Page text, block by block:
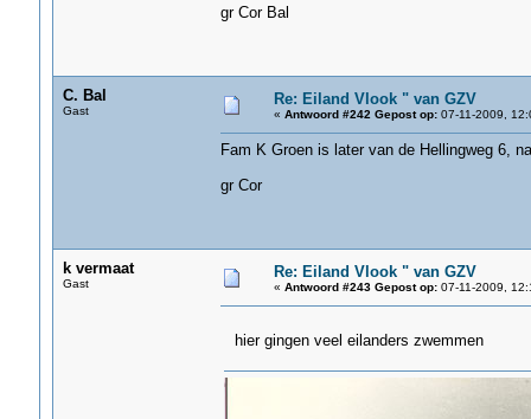
gr Cor Bal
C. Bal
Gast
Re: Eiland Vlook " van GZV
« Antwoord #242 Gepost op:07-11-2009,
Fam K Groen is later van de Hellingweg 6,
gr Cor
k vermaat
Gast
Re: Eiland Vlook " van GZV
« Antwoord #243 Gepost op:07-11-2009,
hier gingen veel eilanders zwemmen